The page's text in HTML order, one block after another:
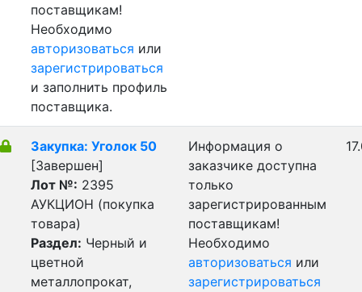
поставщикам!
Необходимо
авторизоваться или
зарегистрироваться
и заполнить профиль
поставщика.
Закупка: Уголок 50
[Завершен]
Лот №: 2395
АУКЦИОН (покупка
товара)
Раздел: Черный и
цветной
металлопрокат,
Информация о
заказчике доступна
только
зарегистрированным
поставщикам!
Необходимо
авторизоваться или
зарегистрироваться